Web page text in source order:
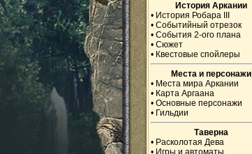
История Аркании
• История Робара III
• Событийный отрезок
• События 2-ого плана
• Сюжет
• Квестовые спойлеры
Места и персонажи
• Места мира Аркании
• Карта Аргаана
• Основные персонажи
• Гильдии
Таверна
• Расколотая Дева
• Игры и автоматы